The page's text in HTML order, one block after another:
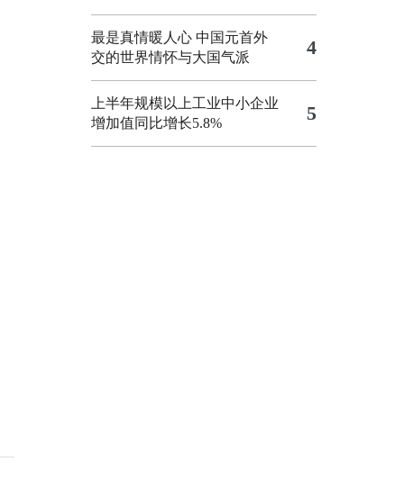
最是真情暖人心 中国元首外
交的世界情怀与大国气派
4
上半年规模以上工业中小企业
增加值同比增长5.8%
5